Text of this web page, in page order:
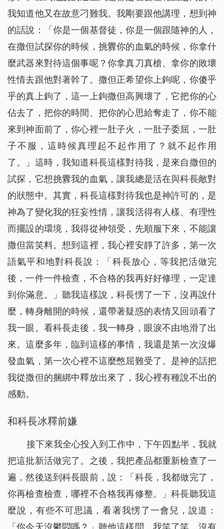
我知道他又在故意刁難我。我剛要跟他講理，想到神
的話說：「 你是一個基督徒，你是一個跟隨神的人，
在撒但試探你的時候，挑釁你的血氣的時候，你拿什
麼武器來對待這個事呢？你拿真刀真槍、拿你的敗壞
性情去跟他對著幹了。撒但正希望你上鉤呢，你傻乎
乎的真上鉤了，這一上鉤撒但高興壞了，它把你的心
佔去了，把你的時間、把你的心思給奪走了，你不能
來到神面前了，你心裡一肚子火，一肚子委屈，一肚
子不服，這時候真理起不起作用了？就不起作用
了。」 這時，我知道科長這樣對待我，是來自撒但的
試探，它想挑釁我的血氣，讓我總是活在與科長敵對
的狀態中。其實，科長這樣對待我也是神許可的，是
神為了變化我的狂妄性情，讓我活得有人樣、有理性
而擺設的環境，我得從神領受，先順服下來，不能讓
撒但當笑料。想到這裡，我心裡安靜了許多，第一次
語氣平和地對科長說：「科長放心，等我把活做完
後，一件一件檢查，不合格的我再好好修理，一定達
到你滿意。」聽我這樣說，科長愣了一下，沒再說什
麼，轉身離開的時候，還帶著疑惑的表情又回頭看了
我一眼。看科長走後，我一轉身，眼淚不由地滑了出
來。這麼多年，臨到這樣的事情，我還是第一次沒爆
發血氣，第一次心裡不這麼憋屈難受了。是神的話把
我從撒但的捆綁中釋放出來了，我心裡有種說不出的
感動。
和科長冰釋前嫌
接下來我全心投入到工作中，下午四點半，我就
把這批新活做完了。之後，我把產品都重新檢查了一
遍，然後送到科長眼前，說：「科長，我都做完了，
你再檢查檢查，哪裡不合格我再修整。」科長聽我這
麼說，有些不可思議，看著我愣了一會兒，說道：
「你今天沒鬱悶嗎？」聽他這樣問，我笑了笑，沒有